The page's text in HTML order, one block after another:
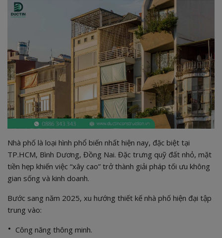
Nhà phố là loại hình phổ biến nhất hiện nay, đặc biệt tại
TP.HCM, Bình Dương, Đồng Nai. Đặc trưng quỹ đất nhỏ, mặt
tiền hẹp khiến việc “xây cao” trở thành giải pháp tối ưu không
gian sống và kinh doanh.
Bước sang năm 2025, xu hướng thiết kế nhà phố hiện đại tập
trung vào:
Công năng thông minh.